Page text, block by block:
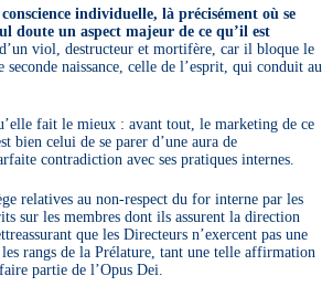
individuelle, là précisément où se
doute un aspect majeur de ce qu’il est
viol, destructeur et mortifère, car il bloque le
naissance, celle de l’esprit, qui conduit au
fait le mieux : avant tout, le marketing de ce
bien celui de se parer d’une aura de
contradiction avec ses pratiques internes.
relatives au non-respect du for interne par les
sur les membres dont ils assurent la direction
que les Directeurs n’exercent pas une
rangs de la Prélature, tant une telle affirmation
partie de l’Opus Dei.